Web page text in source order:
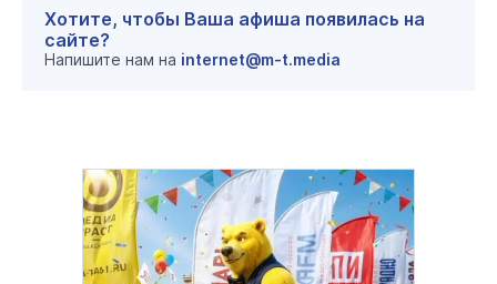
Хотите, чтобы Ваша афиша появилась на
сайте?
Напишите нам на internet@m-t.media